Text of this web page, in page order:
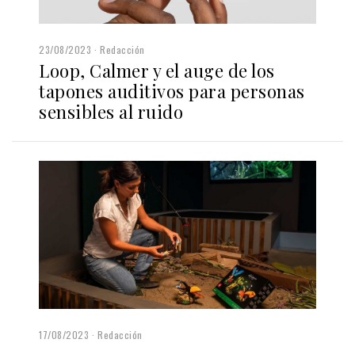
23/08/2023 Redacción
Loop, Calmer y el auge de los
tapones auditivos para personas
sensibles al ruido
17/08/2023 Redacción